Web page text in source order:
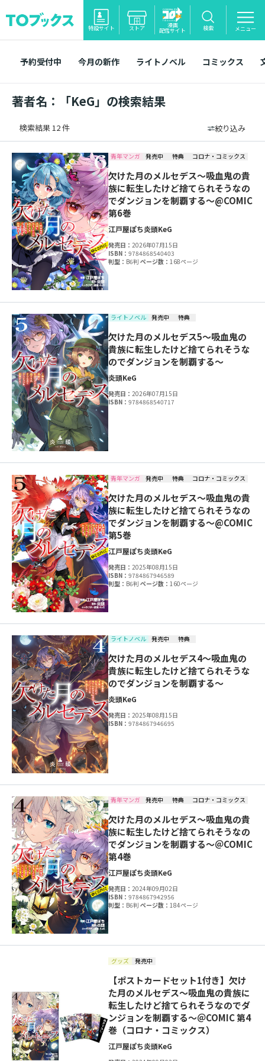
特設サイト ストア 漫画
配信サイト 検索 メニュー
予約受付中 今月の新作 ライトノベル コミックス
著者名：「KeG」の検索結果
検索結果 12 件 絞り込み
青年マンガ 発売中 特典 コロナ・コミックス
欠けた月のメルセデス～吸血鬼の貴
族に転生したけど捨てられそうなの
でダンジョンを制覇する～@COMIC
第6巻
江戸屋ぽち炎頭KeG
発売日：2026年07月15日
ISBN：9784868540403
判型： B6判ページ数：168ページ
ライトノベル 発売中 特典
欠けた月のメルセデス5～吸血鬼の
貴族に転生したけど捨てられそうな
のでダンジョンを制覇する～
炎頭KeG
発売日：2026年07月15日
ISBN：9784868540717
青年マンガ 発売中 特典 コロナ・コミックス
欠けた月のメルセデス～吸血鬼の貴
族に転生したけど捨てられそうなの
でダンジョンを制覇する～@COMIC
第5巻
江戸屋ぽち炎頭KeG
発売日：2025年08月15日
ISBN：9784867946589
判型： B6判ページ数： 160ページ
ライトノベル 発売中 特典
欠けた月のメルセデス4～吸血鬼の
貴族に転生したけど捨てられそうな
のでダンジョンを制覇する～
炎頭KeG
発売日：2025年08月15日
ISBN：9784867946695
青年マンガ 発売中 特典 コロナ・コミックス
欠けた月のメルセデス～吸血鬼の貴
族に転生したけど捨てられそうなの
でダンジョンを制覇する～＠COMIC
第4巻
江戸屋ぽち炎頭KeG
発売日：2024年09月02日
ISBN：9784867942956
判型： B6判ページ数： 184ページ
グッズ 発売中
【ポストカードセット1付き】欠け
た月のメルセデス～吸血鬼の貴族に
転生したけど捨てられそうなのでダ
ンジョンを制覇する～＠COMIC 第4
巻（コロナ・コミックス）
江戸屋ぽち炎頭KeG